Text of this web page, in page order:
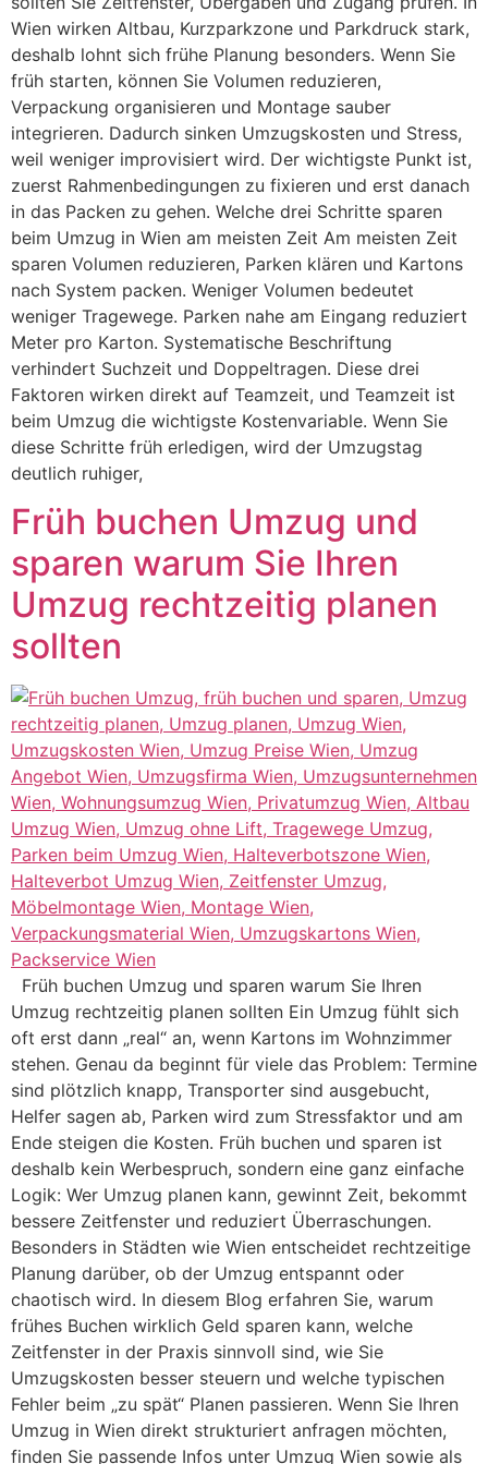
Wien wirken Altbau, Kurzparkzone und Parkdruck stark,
deshalb lohnt sich frühe Planung besonders. Wenn Sie
früh starten, können Sie Volumen reduzieren,
Verpackung organisieren und Montage sauber
integrieren. Dadurch sinken Umzugskosten und Stress,
weil weniger improvisiert wird. Der wichtigste Punkt ist,
zuerst Rahmenbedingungen zu fixieren und erst danach
in das Packen zu gehen. Welche drei Schritte sparen
beim Umzug in Wien am meisten Zeit Am meisten Zeit
sparen Volumen reduzieren, Parken klären und Kartons
nach System packen. Weniger Volumen bedeutet
weniger Tragewege. Parken nahe am Eingang reduziert
Meter pro Karton. Systematische Beschriftung
verhindert Suchzeit und Doppeltragen. Diese drei
Faktoren wirken direkt auf Teamzeit, und Teamzeit ist
beim Umzug die wichtigste Kostenvariable. Wenn Sie
diese Schritte früh erledigen, wird der Umzugstag
deutlich ruhiger,
Früh buchen Umzug und
sparen warum Sie Ihren
Umzug rechtzeitig planen
sollten
Früh buchen Umzug und sparen warum Sie Ihren
Umzug rechtzeitig planen sollten Ein Umzug fühlt sich
oft erst dann „real“ an, wenn Kartons im Wohnzimmer
stehen. Genau da beginnt für viele das Problem: Termine
sind plötzlich knapp, Transporter sind ausgebucht,
Helfer sagen ab, Parken wird zum Stressfaktor und am
Ende steigen die Kosten. Früh buchen und sparen ist
deshalb kein Werbespruch, sondern eine ganz einfache
Logik: Wer Umzug planen kann, gewinnt Zeit, bekommt
bessere Zeitfenster und reduziert Überraschungen.
Besonders in Städten wie Wien entscheidet rechtzeitige
Planung darüber, ob der Umzug entspannt oder
chaotisch wird. In diesem Blog erfahren Sie, warum
frühes Buchen wirklich Geld sparen kann, welche
Zeitfenster in der Praxis sinnvoll sind, wie Sie
Umzugskosten besser steuern und welche typischen
Fehler beim „zu spät“ Planen passieren. Wenn Sie Ihren
Umzug in Wien direkt strukturiert anfragen möchten,
finden Sie passende Infos unter Umzug Wien sowie als